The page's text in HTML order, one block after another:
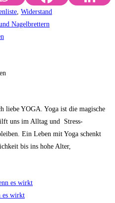
, Widerstand
Nagelbrettern
liebe YOGA. Yoga ist die magische
uns im Alltag und Stress-
Ein Leben mit Yoga schenkt
bis ins hohe Alter,
es wirkt